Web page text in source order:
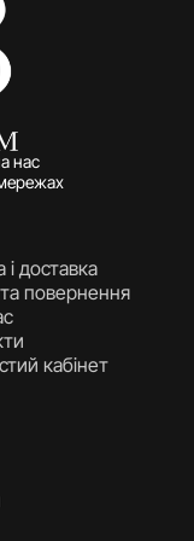
нас
і доставка
повернення
кабінет